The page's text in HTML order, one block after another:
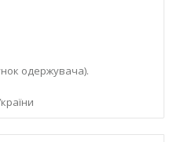
одержувача).